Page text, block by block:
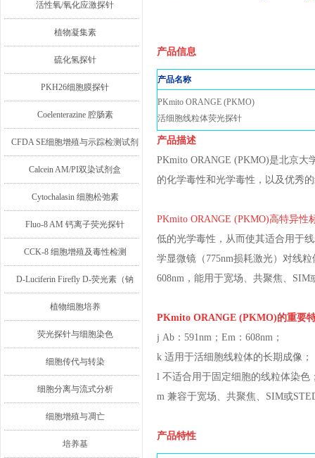
活性氧/氧化应激探针
植物凝集素
硫化氢探针
PKH26细胞膜探针
Coelenterazine 腔肠素
CFDA SE细胞增殖与示踪检测试剂
盒
Calcein AM/PI双染试剂盒
Cytochalasin 细胞松弛素
Fluo-8 AM 钙离子荧光探针
CCK-8 细胞增殖及毒性检测
D-Luciferin Firefly D-荧光素（钠
盐/钾盐/游离酸）
植物细胞培养
荧光探针与细胞染色
细胞传代与转染
细胞分离与流式分析
细胞增殖与凋亡
培养基
产品信息
产品名称
PKmito ORANGE (PKMO)
活细胞线粒体荧光探针
产品描述
PKmito ORANGE (PKMO)是北京
的化学毒性和光学毒性，以及优秀
PKmito ORANGE (PKMO)高特异性
低的光学毒性，从而使其适合用于
学显微镜（775nm损耗激光）对线
608nm，能用于宽场、共聚焦、SIM
PKmito ORANGE (PKMO)的重要
j Ab：591nm；Em：608nm；
k 适用于活细胞线粒体的长期成像；
l 不适合用于固定细胞的线粒体染色
m 兼容于宽场、共聚焦、SIM或
产品特性